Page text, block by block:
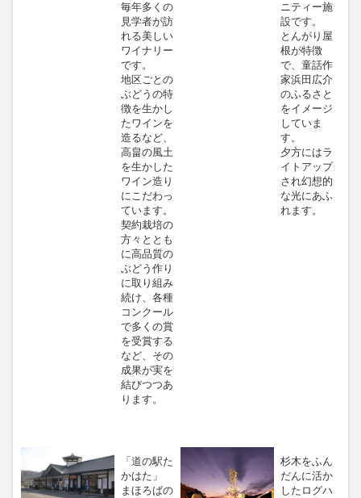
毎年多くの
見学者が訪
れる美しい
ワイナリー
です。
地区ごとの
ぶどうの特
徴を生かし
たワインを
造るなど、
高畠の風土
を生かした
ワイン造り
にこだわっ
ています。
契約栽培の
方々ととも
に高品質の
ぶどう作り
に取り組み
続け、各種
コンクール
で多くの賞
を受賞する
など、その
成果が実を
結びつつあ
ります。
ニティー施
設です。
とんがり屋
根が特徴
で、童話作
家浜田広介
のふるさと
をイメージ
していま
す。
夕方にはラ
イトアップ
され幻想的
な光にあふ
れます。
「道の駅た
かはた」
まほろばの
杉木をふん
だんに活か
したログハ